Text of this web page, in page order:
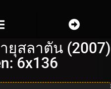
ยุสลาตัน (2007)
6x136